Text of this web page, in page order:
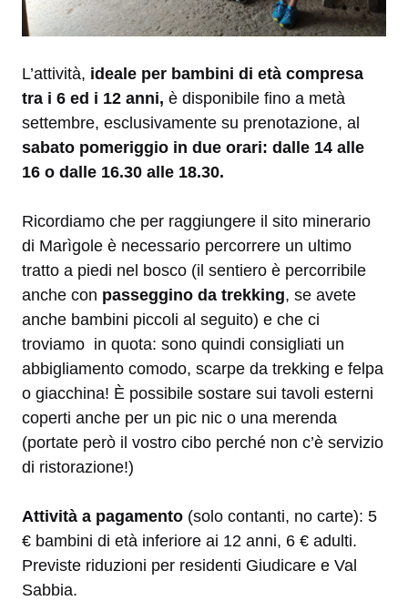
L’attività, ideale per bambini di età compresa
tra i 6 ed i 12 anni, è disponibile fino a metà
settembre, esclusivamente su prenotazione, al
sabato pomeriggio in due orari: dalle 14 alle
16 o dalle 16.30 alle 18.30.
Ricordiamo che per raggiungere il sito minerario
di Marìgole è necessario percorrere un ultimo
tratto a piedi nel bosco (il sentiero è percorribile
anche con passeggino da trekking, se avete
anche bambini piccoli al seguito) e che ci
troviamo in quota: sono quindi consigliati un
abbigliamento comodo, scarpe da trekking e felpa
o giacchina! È possibile sostare sui tavoli esterni
coperti anche per un pic nic o una merenda
(portate però il vostro cibo perché non c’è servizio
di ristorazione!)
Attività a pagamento (solo contanti, no carte): 5
€ bambini di età inferiore ai 12 anni, 6 € adulti.
Previste riduzioni per residenti Giudicare e Val
Sabbia.